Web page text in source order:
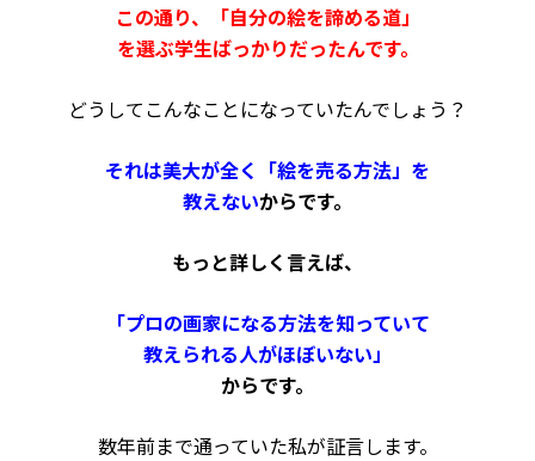
この通り、「自分の絵を諦める道」
を選ぶ学生ばっかりだったんです。
どうしてこんなことになっていたんでしょう？
それは美大が全く 「絵を売る方法」を
教えないからです。
もっと詳しく言えば、
「プロの画家になる方法を知っていて
教えられる人がほぼいない」
からです。
数年前まで通っていた私が証言します。